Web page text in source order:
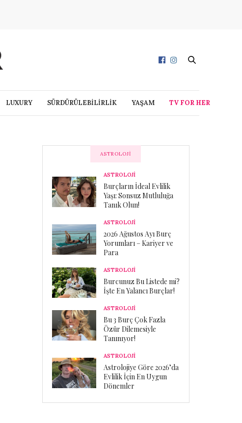
LUXURY SÜRDÜRÜLEBİLİRLİK YAŞAM TV FOR HER
ASTROLOJI
ASTROLOJİ
Burçların İdeal Evlilik
Yaşı: Sonsuz Mutluluğa
Tanık Olun!
ASTROLOJİ
2026 Ağustos Ayı Burç
Yorumları – Kariyer ve
Para
ASTROLOJİ
Burcunuz Bu Listede mi?
İşte En Yalancı Burçlar!
ASTROLOJİ
Bu 3 Burç Çok Fazla
Özür Dilemesiyle
Tanınıyor!
ASTROLOJİ
Astrolojiye Göre 2026’da
Evlilik İçin En Uygun
Dönemler